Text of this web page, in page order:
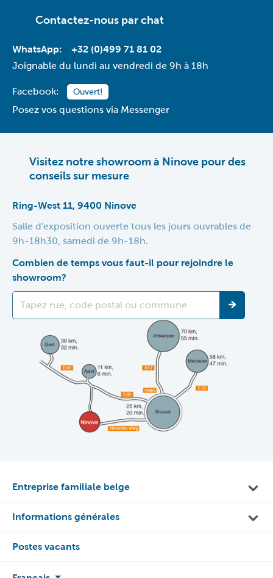
Contactez-nous par chat
WhatsApp:
+32 (0)499 71 81 02
Joignable du lundi au vendredi de 9h à 18h
Facebook: Ouvert!
Posez vos questions via Messenger
Visitez notre showroom à Ninove pour des
conseils sur mesure
Ring-West 11, 9400 Ninove
Salle d'exposition ouverte tous les jours ouvrables de
9h-18h30, samedi de 9h-18h.
Combien de temps vous faut-il pour rejoindre le
showroom?
Entreprise familiale belge
Informations générales
Postes vacants